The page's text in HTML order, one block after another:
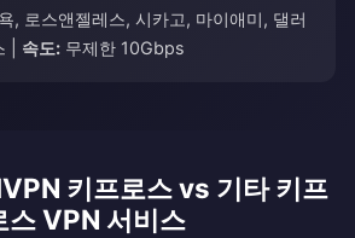
, 로스앤젤레스, 시카고, 마이애미, 댈러
| 속도:무제한 10Gbps
키프로스 vs 기타 키프
스 VPN 서비스